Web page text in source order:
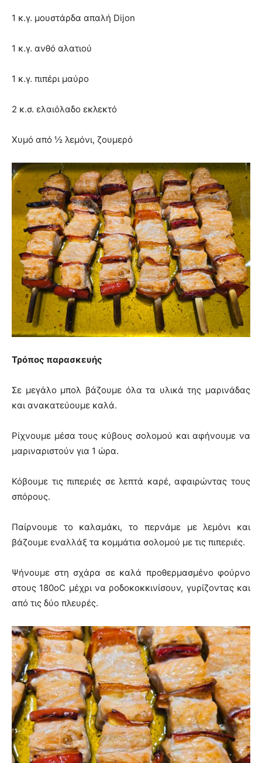
1 κ.γ. μουστάρδα απαλή Dijon
1 κ.γ. ανθό αλατιού
1 κ.γ. πιπέρι μαύρο
2 κ.σ. ελαιόλαδο εκλεκτό
Χυμό από ½ λεμόνι, ζουμερό
Τρόπος παρασκευής
Σε μεγάλο μπολ βάζουμε όλα τα υλικά της μαρινάδας
και ανακατεύουμε καλά.
Ρίχνουμε μέσα τους κύβους σολομού και αφήνουμε να
μαριναριστούν για 1 ώρα.
Κόβουμε τις πιπεριές σε λεπτά καρέ, αφαιρώντας τους
σπόρους.
Παίρνουμε το καλαμάκι, το περνάμε με λεμόνι και
βάζουμε εναλλάξ τα κομμάτια σολομού με τις πιπεριές.
Ψήνουμε στη σχάρα σε καλά προθερμασμένο φούρνο
στους 180οC μέχρι να ροδοκοκκινίσουν, γυρίζοντας και
από τις δύο πλευρές.